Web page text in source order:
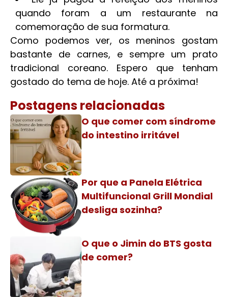
quando foram a um restaurante na
comemoração de sua formatura.
Como podemos ver, os meninos gostam
bastante de carnes, e sempre um prato
tradicional coreano. Espero que tenham
gostado do tema de hoje. Até a próxima!
Postagens relacionadas
O que comer com síndrome
do intestino irritável
Por que a Panela Elétrica
Multifuncional Grill Mondial
desliga sozinha?
O que o Jimin do BTS gosta
de comer?